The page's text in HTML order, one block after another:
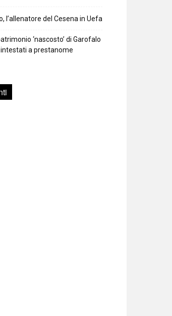
l’allenatore del Cesena in Uefa
‘nascosto’ di Garofalo
a prestanome